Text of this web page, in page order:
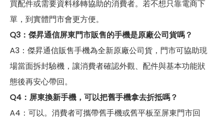
買配件或需要資料移轉協助的消費者。若不想只靠電商下
單，到實體門市會更方便。
Q3：傑昇通信屏東門市販售的手機是原廠公司貨嗎？
A3：傑昇通信販售手機為全新原廠公司貨，門市可協助現
場當面拆封驗機，讓消費者確認外觀、配件與基本功能狀
態後再安心帶回。
Q4：屏東換新手機，可以把舊手機拿去折抵嗎？
A4：可以。消費者可攜帶舊手機或舊平板至屏東門市回